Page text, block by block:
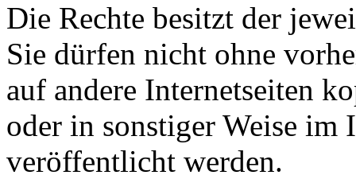
Die Rechte besitzt der
Sie dürfen nicht ohne
auf andere Internetseiten
oder in sonstiger Weise im
veröffentlicht werden.